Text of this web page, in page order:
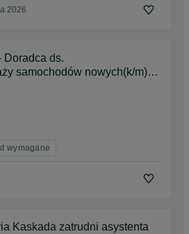
2026
Doradca ds.
samochodów nowych(k/m) -
wymagane
Kaskada zatrudni asystenta